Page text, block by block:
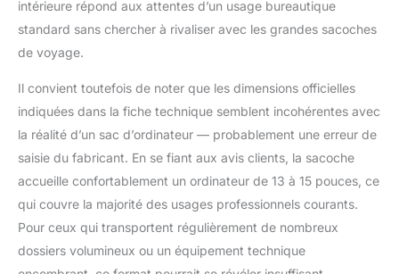
portable allant jusqu'à
14 pouces | 1x poche
1x poche avec
fermeture éclair à
stylos, 3 x
compartiments pour
cartes de crédit, 1x
compartiment pour le
téléphone portable | 2x
pochettes avec
fermeture éclair | 1x
intérieure répond aux attentes d’un usage bureautique
standard sans chercher à rivaliser avec les grandes sacoches
de voyage.
Il convient toutefois de noter que les dimensions officielles
indiquées dans la fiche technique semblent incohérentes avec
la réalité d’un sac d’ordinateur — probablement une erreur de
saisie du fabricant. En se fiant aux avis clients, la sacoche
accueille confortablement un ordinateur de 13 à 15 pouces, ce
qui couvre la majorité des usages professionnels courants.
Pour ceux qui transportent régulièrement de nombreux
dossiers volumineux ou un équipement technique